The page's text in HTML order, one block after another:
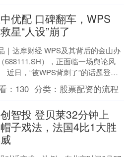
优配 口碑翻车，WPS
星“人设”崩了
｜达摩财经 WPS及其背后的金山办
688111.SH），正面临一场舆论风
近日，“被WPS背刺了”的话题登上
。这源于部分WPS用户在社交平台
....
： 130 分类： 股票配资的流程
智投 登贝莱32分钟上
子戏法，法国4比1大胜